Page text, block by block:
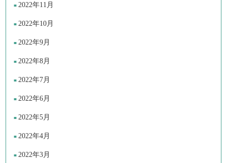
2022年11月
2022年10月
2022年9月
2022年8月
2022年7月
2022年6月
2022年5月
2022年4月
2022年3月